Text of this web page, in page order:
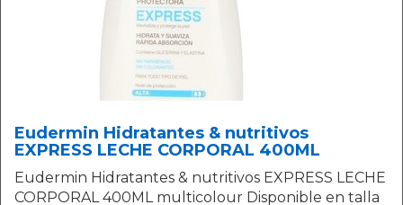
Eudermin Hidratantes & nutritivos
EXPRESS LECHE CORPORAL 400ML
Eudermin Hidratantes & nutritivos EXPRESS LECHE
CORPORAL 400ML multicolour Disponible en talla